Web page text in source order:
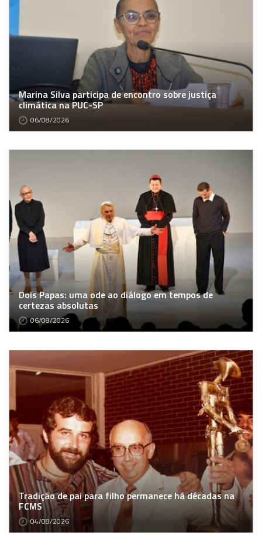
Marina Silva participa de encontro sobre justiça
climática na PUC-SP
06/08/2026
Dois Papas: uma ode ao diálogo em tempos de
certezas absolutas
06/08/2026
Tradição de pai para filho permanece há décadas na
FCMS
04/08/2026